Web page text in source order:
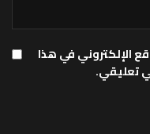
الإلكتروني في هذا
تعليقي.